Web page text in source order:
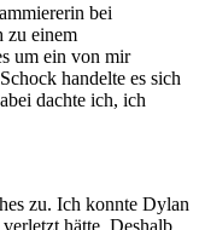
bei
zu einem
um ein von mir
handelte es sich
dachte ich, ich
zu. Ich konnte Dylan
hätte. Deshalb